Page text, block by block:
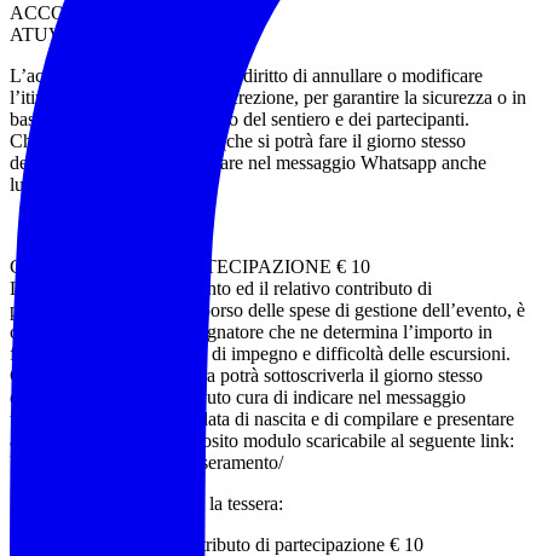
ACCOMPAGNA
ATUV Francesca Aluisi
L’accompagnatore si riserva il diritto di annullare o modificare
l’itinerario proposto a sua discrezione, per garantire la sicurezza o in
base alle condizioni del meteo del sentiero e dei partecipanti.
Chi non possiede la tessera (che si potrà fare il giorno stesso
dell’escursione) dovrà indicare nel messaggio Whatsapp anche
luogo e data di nascita.
CONTRIBUTO DI PARTECIPAZIONE € 10
L’organizzazione dell’evento ed il relativo contributo di
partecipazione, quale rimborso delle spese di gestione dell’evento, è
competenza dell’accompagnatore che ne determina l’importo in
funzione dei diversi livelli di impegno e difficoltà delle escursioni.
Chi non possiede la tessera potrà sottoscriverla il giorno stesso
dell’escursione avendo avuto cura di indicare nel messaggio
whatsapp anche luogo e data di nascita e di compilare e presentare
all’accompagnatore l’apposito modulo scaricabile al seguente link:
https://www.noitrek.it/tesseramento/
Per chi deve sottoscrivere la tessera:
Adulti €.15 tessera + contributo di partecipazione € 10